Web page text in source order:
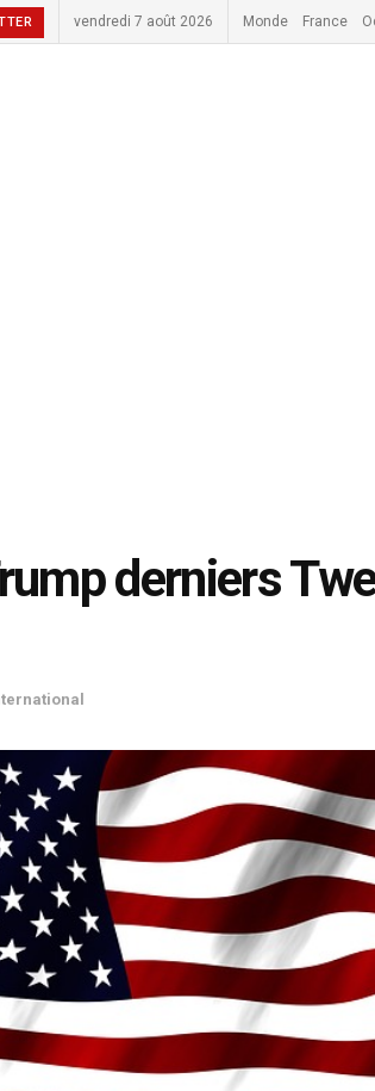
vendredi 7 août 2026 Monde France
derniers